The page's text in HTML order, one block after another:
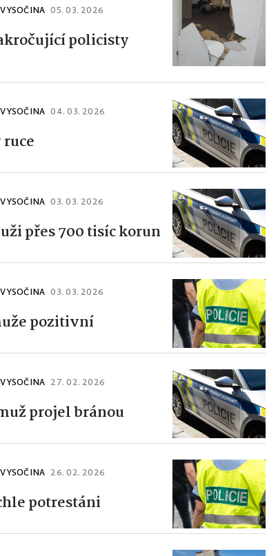
05. 03. 2026
policisty
04. 03. 2026
03. 03. 2026
přes 700 tisíc korun
03. 03. 2026
pozitivní
27. 02. 2026
projel bránou
26. 02. 2026
potrestáni